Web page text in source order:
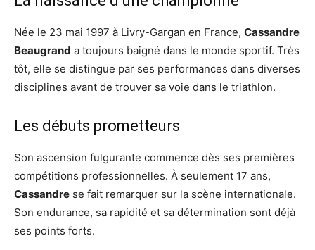
Née le 23 mai 1997 à Livry-Gargan en France, Cassandre
Beaugrand a toujours baigné dans le monde sportif. Très
tôt, elle se distingue par ses performances dans diverses
disciplines avant de trouver sa voie dans le triathlon.
Les débuts prometteurs
Son ascension fulgurante commence dès ses premières
compétitions professionnelles. À seulement 17 ans,
Cassandre se fait remarquer sur la scène internationale.
Son endurance, sa rapidité et sa détermination sont déjà
ses points forts.